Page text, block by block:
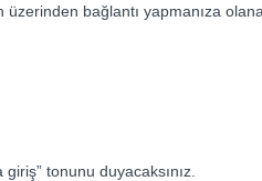
bağlantı yapmanıza
tonunu duyacaksınız.